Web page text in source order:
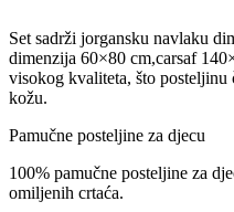
Set sadrži jorgansku navlaku
dimenzija 60×80 cm,carsaf
visokog kvaliteta, što
kožu.
Pamučne posteljine za djecu
100% pamučne posteljine za
omiljenih crtaća.